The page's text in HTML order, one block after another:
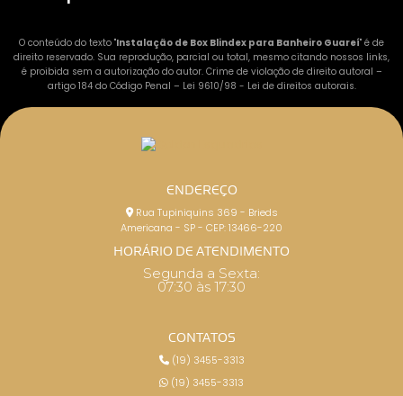
O conteúdo do texto "Instalação de Box Blindex para Banheiro Guareí" é de
direito reservado. Sua reprodução, parcial ou total, mesmo citando nossos links,
é proibida sem a autorização do autor. Crime de violação de direito autoral –
artigo 184 do Código Penal – Lei 9610/98 - Lei de direitos autorais.
ENDEREÇO
Rua Tupiniquins 369 - Brieds
Americana - SP - CEP: 13466-220
HORÁRIO DE ATENDIMENTO
Segunda a Sexta:
07:30 às 17:30
CONTATOS
(19) 3455-3313
(19) 3455-3313